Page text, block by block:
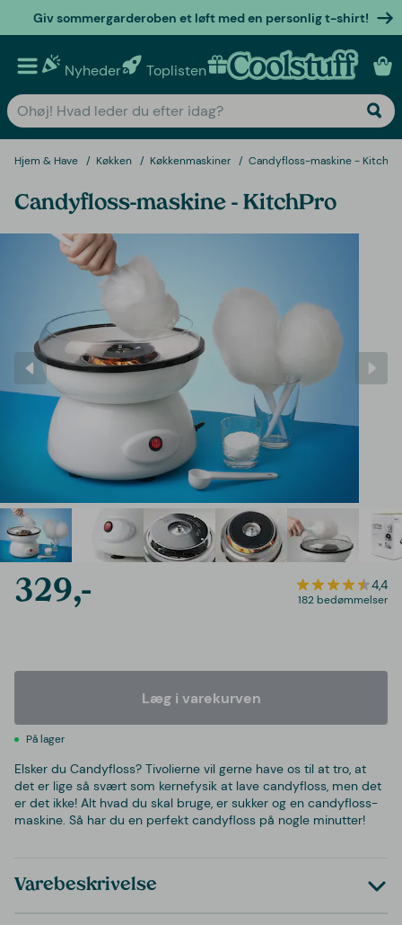
Giv sommergarderoben et løft med en personlig t-shirt!
Nyheder Toplisten Personlige gaver
Hjem & Have Køkken Køkkenmaskiner Candyfloss-maskine -
Candyfloss-maskine - KitchPro
329,- 4,4
182 bedømmelser
Læg i varekurven
På lager
Elsker du Candyfloss? Tivolierne vil gerne have os til at tro, at
det er lige så svært som kernefysik at lave candyfloss, men det
er det ikke! Alt hvad du skal bruge, er sukker og en candyfloss-
maskine. Så har du en perfekt candyfloss på nogle minutter!
Varebeskrivelse